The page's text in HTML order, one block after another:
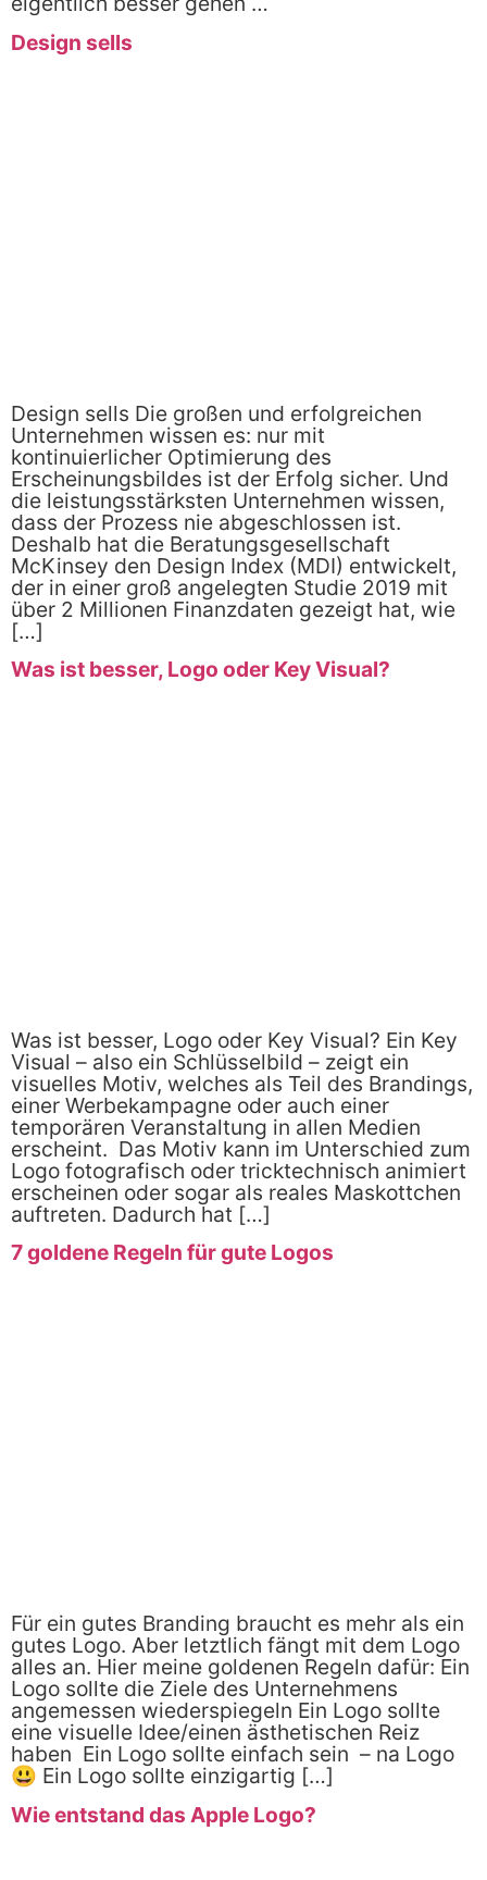
Design sells
Design sells Die großen und erfolgreichen
Unternehmen wissen es: nur mit
kontinuierlicher Optimierung des
Erscheinungsbildes ist der Erfolg sicher. Und
die leistungsstärksten Unternehmen wissen,
dass der Prozess nie abgeschlossen ist.
Deshalb hat die Beratungsgesellschaft
McKinsey den Design Index (MDI) entwickelt,
der in einer groß angelegten Studie 2019 mit
über 2 Millionen Finanzdaten gezeigt hat, wie
[…]
Was ist besser, Logo oder Key Visual?
Was ist besser, Logo oder Key Visual? Ein Key
Visual – also ein Schlüsselbild – zeigt ein
visuelles Motiv, welches als Teil des Brandings,
einer Werbekampagne oder auch einer
temporären Veranstaltung in allen Medien
erscheint. Das Motiv kann im Unterschied zum
Logo fotografisch oder tricktechnisch animiert
erscheinen oder sogar als reales Maskottchen
auftreten. Dadurch hat […]
7 goldene Regeln für gute Logos
Für ein gutes Branding braucht es mehr als ein
gutes Logo. Aber letztlich fängt mit dem Logo
alles an. Hier meine goldenen Regeln dafür: Ein
Logo sollte die Ziele des Unternehmens
angemessen wiederspiegeln Ein Logo sollte
eine visuelle Idee/einen ästhetischen Reiz
haben Ein Logo sollte einfach sein – na Logo
😃 Ein Logo sollte einzigartig […]
Wie entstand das Apple Logo?